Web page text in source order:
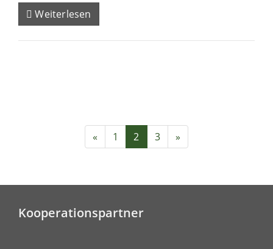
Weiterlesen
« 1 2 3 »
Kooperationspartner